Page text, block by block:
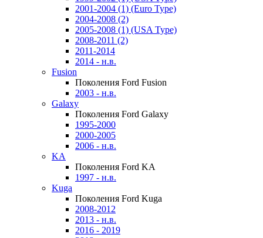
2001-2004 (1) (Euro Type)
2004-2008 (2)
2005-2008 (1) (USA Type)
2008-2011 (2)
2011-2014
2014 - н.в.
Fusion
Поколения Ford Fusion
2003 - н.в.
Galaxy
Поколения Ford Galaxy
1995-2000
2000-2005
2006 - н.в.
KA
Поколения Ford KA
1997 - н.в.
Kuga
Поколения Ford Kuga
2008-2012
2013 - н.в.
2016 - 2019